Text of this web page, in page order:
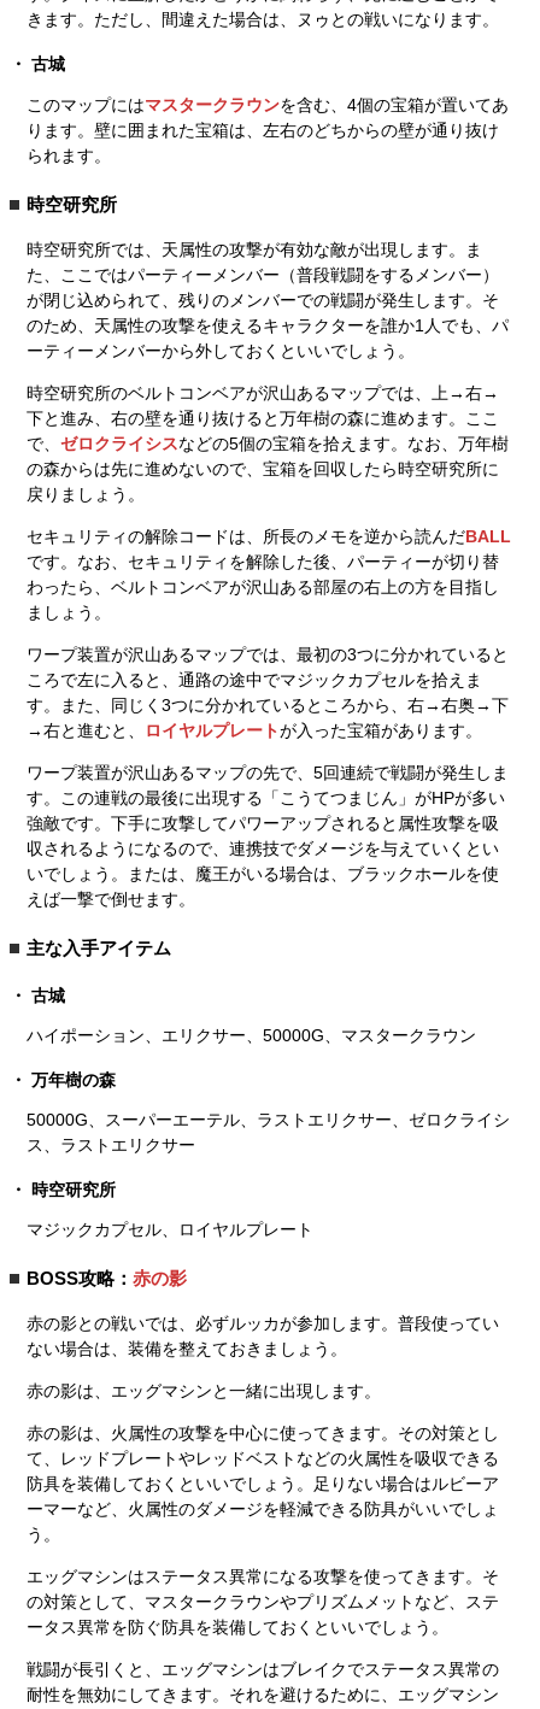
きます。ただし、間違えた場合は、ヌゥとの戦いになります。
古城
このマップにはマスタークラウンを含む、4個の宝箱が置いてあ
ります。壁に囲まれた宝箱は、左右のどちからの壁が通り抜け
られます。
時空研究所
時空研究所では、天属性の攻撃が有効な敵が出現します。ま
た、ここではパーティーメンバー（普段戦闘をするメンバー）
が閉じ込められて、残りのメンバーでの戦闘が発生します。そ
のため、天属性の攻撃を使えるキャラクターを誰か1人でも、パ
ーティーメンバーから外しておくといいでしょう。
時空研究所のベルトコンベアが沢山あるマップでは、上→右→
下と進み、右の壁を通り抜けると万年樹の森に進めます。ここ
で、 ゼロクライシスなどの5個の宝箱を拾えます。なお、万年樹
の森からは先に進めないので、宝箱を回収したら時空研究所に
戻りましょう。
セキュリティの解除コードは、所長のメモを逆から読んだBALL
です。なお、セキュリティを解除した後、パーティーが切り替
わったら、ベルトコンベアが沢山ある部屋の右上の方を目指し
ましょう。
ワープ装置が沢山あるマップでは、最初の3つに分かれていると
ころで左に入ると、通路の途中でマジックカプセルを拾えま
す。また、同じく3つに分かれているところから、右→右奥→下
→右と進むと、
ロイヤルプレートが入った宝箱があります。
ワープ装置が沢山あるマップの先で、5回連続で戦闘が発生しま
す。この連戦の最後に出現する「こうてつまじん」がHPが多い
強敵です。下手に攻撃してパワーアップされると属性攻撃を吸
収されるようになるので、連携技でダメージを与えていくとい
いでしょう。または、魔王がいる場合は、ブラックホールを使
えば一撃で倒せます。
主な入手アイテム
古城
ハイポーション、エリクサー、50000G、マスタークラウン
万年樹の森
50000G、スーパーエーテル、ラストエリクサー、ゼロクライシ
ス、ラストエリクサー
時空研究所
マジックカプセル、ロイヤルプレート
BOSS攻略： 赤の影
赤の影との戦いでは、必ずルッカが参加します。普段使ってい
ない場合は、装備を整えておきましょう。
赤の影は、エッグマシンと一緒に出現します。
赤の影は、火属性の攻撃を中心に使ってきます。その対策とし
て、レッドプレートやレッドベストなどの火属性を吸収できる
防具を装備しておくといいでしょう。足りない場合はルビーア
ーマーなど、火属性のダメージを軽減できる防具がいいでしょ
う。
エッグマシンはステータス異常になる攻撃を使ってきます。そ
の対策として、マスタークラウンやプリズムメットなど、ステ
ータス異常を防ぐ防具を装備しておくといいでしょう。
戦闘が長引くと、エッグマシンはブレイクでステータス異常の
耐性を無効にしてきます。それを避けるために、エッグマシン